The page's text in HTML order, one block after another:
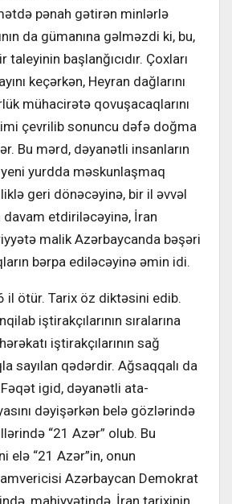
pənah gətirən minlərlə
da gümanına gəlməzdi ki, bu,
başlanğıcıdır. Çoxları
keçərkən, Heyran dağlarını
mühacirətə qovuşacaqlarını
çevrilib sonuncu dəfə doğma
Bu mərd, dəyanətli insanların
yurdda məskunlaşmaq
geri dönəcəyinə, bir il əvvəl
davam etdiriləcəyinə, İran
malik Azərbaycanda bəşəri
bərpa ediləcəyinə əmin idi.
il ötür. Tarix öz diktəsini edib.
iştirakçılarının sıralarına
iştirakçılarının sağ
sayılan qədərdir. Ağsaqqalı da
igid, dəyanətli ata-
dəyişərkən belə gözlərində
“21 Azər” olub. Bu
elə “21 Azər”in, onun
Azərbaycan Demokrat
mahiyyətində, İran tarixinin